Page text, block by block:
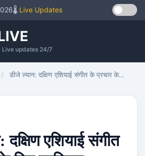
🌡️ Live Updates
Live updates 24/7
/ डीजे ल्यान: दक्षिण एशियाई संगीत के प्रचार के…
एशियाई संगीत